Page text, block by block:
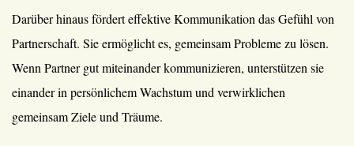
Darüber hinaus fördert effektive Kommunikation das Gefühl von
Partnerschaft. Sie ermöglicht es, gemeinsam Probleme zu lösen.
Wenn Partner gut miteinander kommunizieren, unterstützen sie
einander in persönlichem Wachstum und verwirklichen
gemeinsam Ziele und Träume.